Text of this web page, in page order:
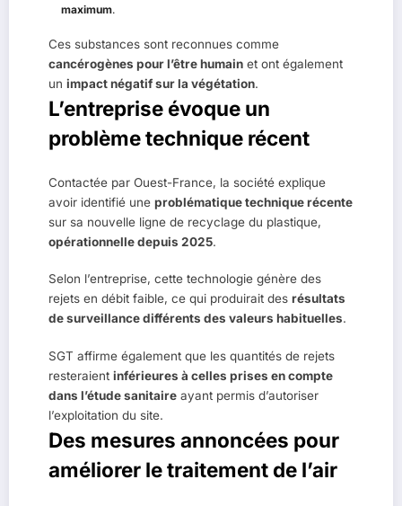
maximum.
Ces substances sont reconnues comme
cancérogènes pour l’être humain et ont également
un impact négatif sur la végétation.
L’entreprise évoque un
problème technique récent
Contactée par Ouest-France, la société explique
avoir identifié une problématique technique récente
sur sa nouvelle ligne de recyclage du plastique,
opérationnelle depuis 2025.
Selon l’entreprise, cette technologie génère des
rejets en débit faible, ce qui produirait des résultats
de surveillance différents des valeurs habituelles.
SGT affirme également que les quantités de rejets
resteraient inférieures à celles prises en compte
dans l’étude sanitaire ayant permis d’autoriser
l’exploitation du site.
Des mesures annoncées pour
améliorer le traitement de l’air